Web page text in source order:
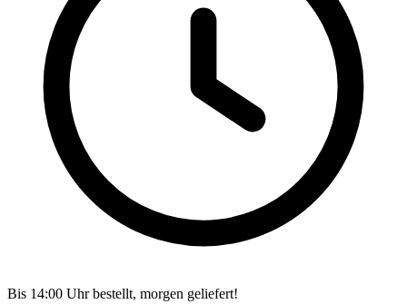
Bis 14:00 Uhr bestellt, morgen geliefert!